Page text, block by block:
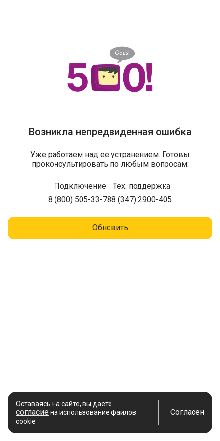
Возникла непредвиденная ошибка
Уже работаем над ее устранением. Готовы
проконсультировать по любым вопросам:
Подключение
8 (800) 505-33-78
Тех. поддержка
8 (347) 2900-405
Обновить
Оставаясь на сайте, вы даете
согласие на использование файлов
cookie
Согласен